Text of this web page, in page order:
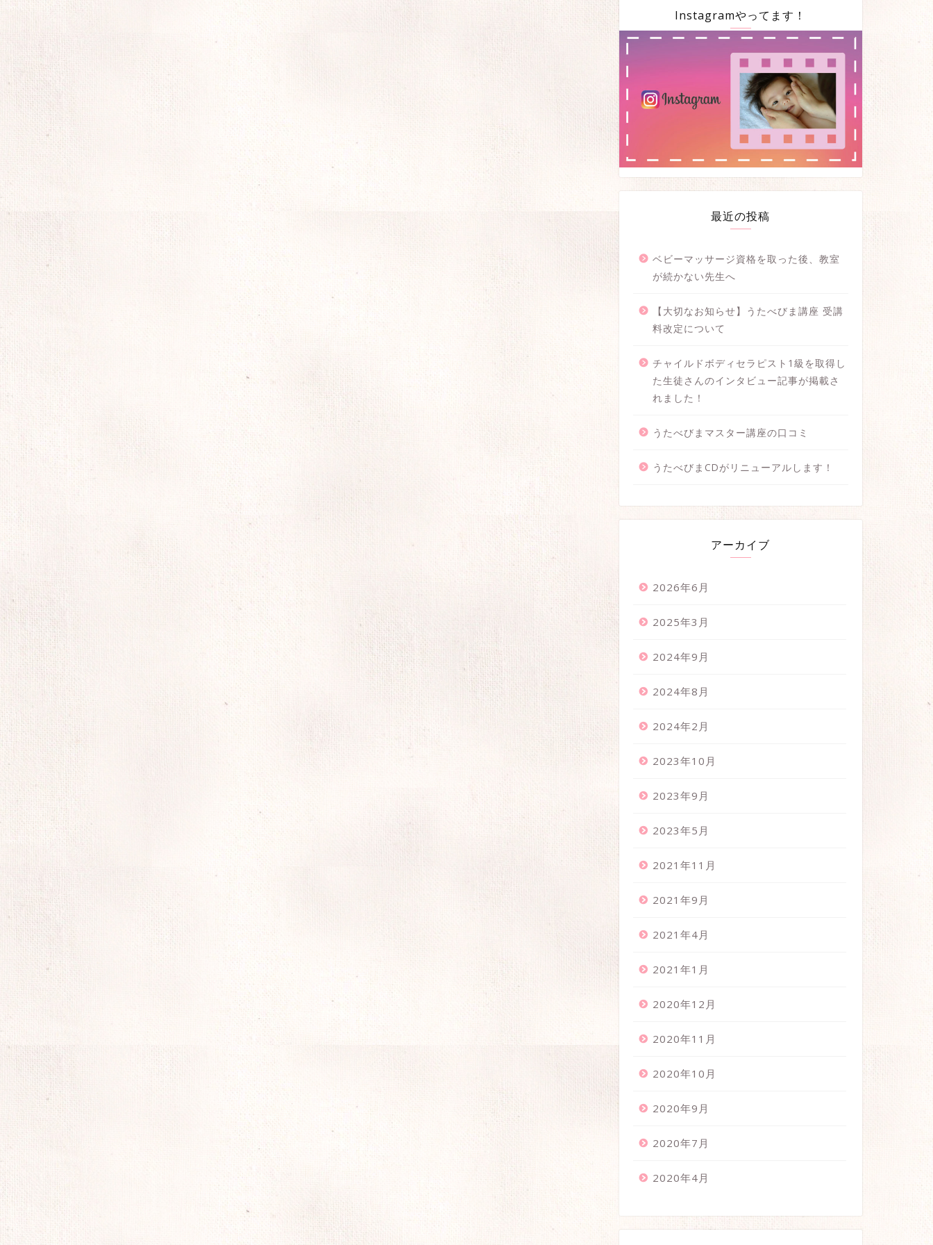
Instagramやってます！
最近の投稿
ベビーマッサージ資格を取った後、教室
が続かない先生へ
【大切なお知らせ】うたべびま講座 受講
料改定について
チャイルドボディセラピスト1級を取得し
た生徒さんのインタビュー記事が掲載さ
れました！
うたべびまマスター講座の口コミ
うたべびまCDがリニューアルします！
アーカイブ
2026年6月
2025年3月
2024年9月
2024年8月
2024年2月
2023年10月
2023年9月
2023年5月
2021年11月
2021年9月
2021年4月
2021年1月
2020年12月
2020年11月
2020年10月
2020年9月
2020年7月
2020年4月